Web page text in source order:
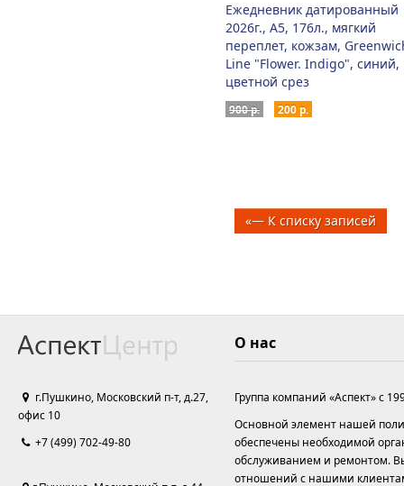
Ежедневник датированный
2026г., А5, 176л., мягкий
переплет, кожзам,
Line "Flower. Indigo", синий,
цветной срез
900 р. 200 р.
«— К списку записей
г.Пушкино, Московский п-т, д.27,
офис 10
+7 (499) 702-49-80
О нас
Группа компаний «Аспект» с
Основной элемент нашей
обеспечены необходимой
обслуживанием и ремонтом.
отношений с нашими